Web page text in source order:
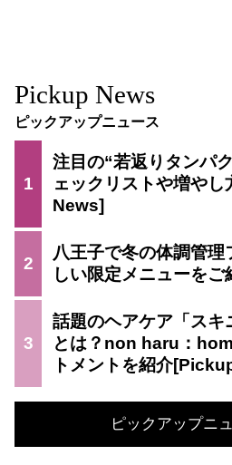
Pickup News
ピックアップニュース
1
注目の“若返りタンパ
ェックリストや増やし
2
八王子で冬の体調管
しい限定メニューをご
3
話題のヘアケア「スキ
とは？non haru：
トメントを紹介
ピックアップニ